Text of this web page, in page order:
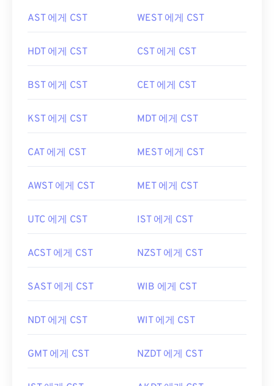
AST 에게 CST WEST 에게 CST
HDT 에게 CST CST 에게 CST
BST 에게 CST CET 에게 CST
KST 에게 CST MDT 에게 CST
CAT 에게 CST MEST 에게 CST
AWST 에게 CST MET 에게 CST
UTC 에게 CST IST 에게 CST
ACST 에게 CST NZST 에게 CST
SAST 에게 CST WIB 에게 CST
NDT 에게 CST WIT 에게 CST
GMT 에게 CST NZDT 에게 CST